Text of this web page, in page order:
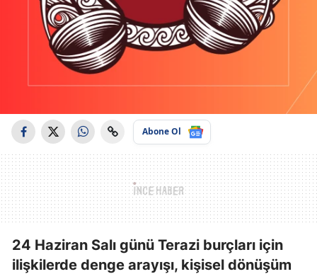
Abone Ol
24 Haziran Salı günü Terazi burçları için
ilişkilerde denge arayışı, kişisel dönüşüm